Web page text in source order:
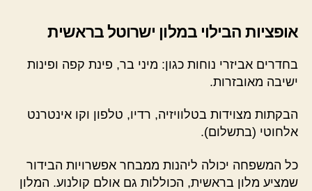
אופציות הבילוי במלון ישרוטל בראשית
בחדרים אביזרי נוחות כגון: מיני בר, פינת קפה ופינות
ישיבה מאובזרות.
הבקתות מצוידות בטלוויזיה, רדיו, טלפון וקו אינטרנט
אלחוטי (בתשלום).
כל המשפחה יכולה ליהנות ממבחר אפשרויות הבידור
שמציע מלון בראשית, הכוללות גם אולם קולנוע. המלון